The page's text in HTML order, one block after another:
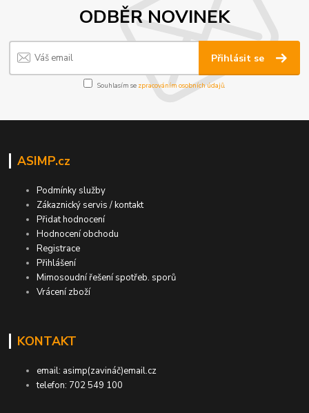
ODBĚR NOVINEK
Přihlásit se
Souhlasím se zpracováním osobních údajů
ASIMP.cz
Podmínky služby
Zákaznický servis / kontakt
Přidat hodnocení
Hodnocení obchodu
Registrace
Přihlášení
Mimosoudní řešení spotřeb. sporů
Vrácení zboží
KONTAKT
email: asimp(zavináč)email.cz
telefon: 702 549 100